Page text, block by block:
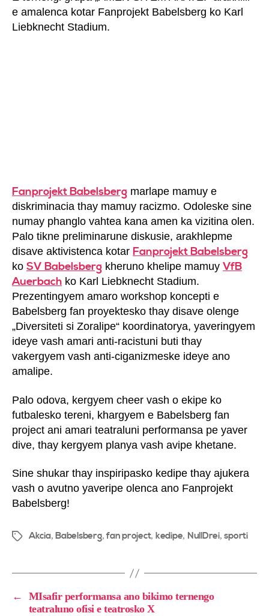
e amalenca kotar Fanprojekt Babelsberg ko Karl
Liebknecht Stadium.
Fanprojekt Babelsberg marlape mamuy e
diskriminacia thay mamuy racizmo. Odoleske sine
numay phanglo vahtea kana amen ka vizitina olen.
Palo tikne preliminarune diskusie, arakhlepme
disave aktivistenca kotar Fanprojekt Babelsberg
ko SV Babelsberg kheruno khelipe mamuy VfB
Auerbach ko Karl Liebknecht Stadium.
Prezentingyem amaro workshop koncepti e
Babelsberg fan proyektesko thay disave olenge
„Diversiteti si Zoralipe“ koordinatorya, yaveringyem
ideye vash amari anti-racistuni buti thay
vakergyem vash anti-ciganizmeske ideye ano
amalipe.
Palo odova, kergyem cheer vash o ekipe ko
futbalesko tereni, khargyem e Babelsberg fan
project ani amari teatraluni performansa pe yaver
dive, thay kergyem planya vash avipe khetane.
Sine shukar thay inspiripasko kedipe thay ajukera
vash o avutno yaveripe olenca ano Fanprojekt
Babelsberg!
Akcia, Babelsberg,fan project, kedipe, NullDrei,sporti
←
MIsafir performansa ano bikimo ternengo
teatraluno ofisi e teatrosko X